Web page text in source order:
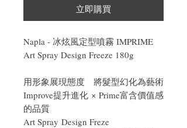
立即購買
Napla - 冰炫風定型噴霧 IMPRIME
Art Spray Design Freeze 180g
用形象展現態度
將髮型幻化為藝術
Improve提升進化 × Prime富含價值感
的品質
Art Spray Design Freze